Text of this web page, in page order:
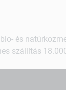
és
szállítás